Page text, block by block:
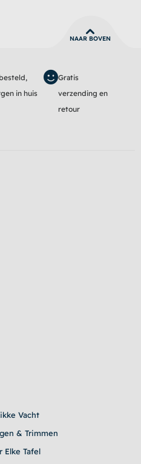
NAAR BOVEN
in huis
Gratis
verzending en
retour
Vacht
& Trimmen
Elke Tafel